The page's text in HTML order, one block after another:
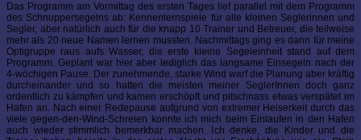
Das Programm am Vormittag des ersten Tages lief parallel mit dem Programm
des Schnuppersegelns ab: Kennenlernspiele für alle kleinen Seglerinnen und
Segler, aber natürlich auch für die knapp 10 Trainer und Betreuer, die teilweise
mehr als 20 neue Namen lernen mussten. Nachmittags ging es dann für meine
Optigruppe raus aufs Wasser, die erste kleine Segeleinheit stand auf dem
Programm. Geplant war hier aber lediglich das langsame Einsegeln nach der
4-wöchigen Pause. Der zunehmende, starke Wind warf die Planung aber kräftig
durcheinander und so hatten die meisten meiner SeglerInnen doch ganz
ordentlich zu kämpfen und kamen erschöpft und pitschnass etwas verspätet im
Hafen an. Nach einer Redepause aufgrund von extremer Heiserkeit durch das
viele gegen-den-Wind-Schreien konnte ich mich beim Einlaufen in den Hafen
auch wieder stimmlich bemerkbar machen. Ich denke, die Kinder und die